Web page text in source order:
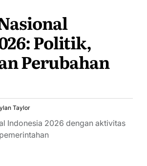
Politik,
Perubahan
Taylor
Indonesia 2026 dengan aktivitas